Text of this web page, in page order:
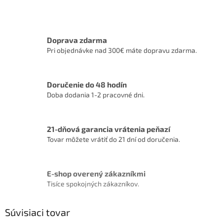
Doprava zdarma
Pri objednávke nad 300€ máte dopravu zdarma.
Doručenie do 48 hodín
Doba dodania 1-2 pracovné dni.
21-dňová garancia vrátenia peňazí
Tovar môžete vrátiť do 21 dní od doručenia.
E-shop overený zákazníkmi
Tisíce spokojných zákazníkov.
Súvisiaci tovar